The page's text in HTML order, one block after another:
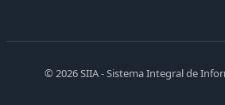
© 2026 SIIA - Sistema Integral de